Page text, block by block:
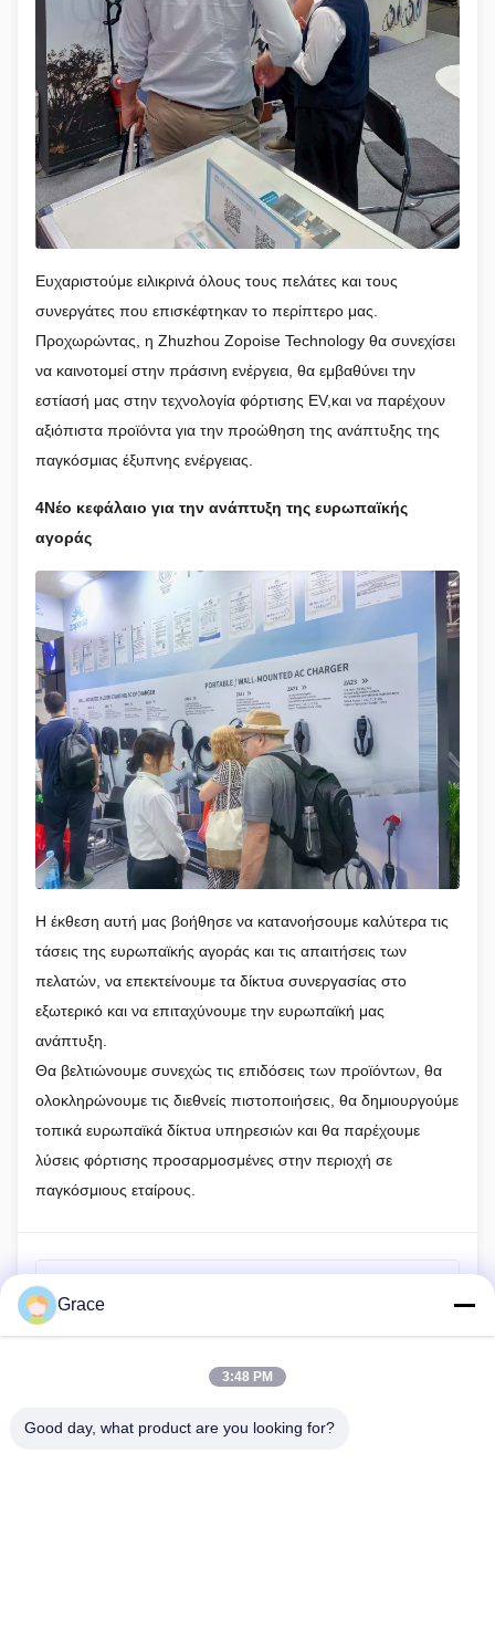
Ευχαριστούμε ειλικρινά όλους τους πελάτες και τους
συνεργάτες που επισκέφτηκαν το περίπτερο μας.
Προχωρώντας, η Zhuzhou Zopoise Technology θα συνεχίσει
να καινοτομεί στην πράσινη ενέργεια, θα εμβαθύνει την
εστίασή μας στην τεχνολογία φόρτισης EV,και να παρέχουν
αξιόπιστα προϊόντα για την προώθηση της ανάπτυξης της
παγκόσμιας έξυπνης ενέργειας.
4Νέο κεφάλαιο για την ανάπτυξη της ευρωπαϊκής
αγοράς
Η έκθεση αυτή μας βοήθησε να κατανοήσουμε καλύτερα τις
τάσεις της ευρωπαϊκής αγοράς και τις απαιτήσεις των
πελατών, να επεκτείνουμε τα δίκτυα συνεργασίας στο
εξωτερικό και να επιταχύνουμε την ευρωπαϊκή μας
ανάπτυξη.
Θα βελτιώνουμε συνεχώς τις επιδόσεις των προϊόντων, θα
ολοκληρώνουμε τις διεθνείς πιστοποιήσεις, θα δημιουργούμε
τοπικά ευρωπαϊκά δίκτυα υπηρεσιών και θα παρέχουμε
λύσεις φόρτισης προσαρμοσμένες στην περιοχή σε
παγκόσμιους εταίρους.
Πώς να υπολογίσετε την ταχύτητα φόρτισης για
φορτιστές ηλεκτρικών οχημάτων;
Νοτιοανατολική Ασία Αγορά EV και Ανάλυση υποδομής
Grace
3:48 PM
Good day, what product are you looking for?